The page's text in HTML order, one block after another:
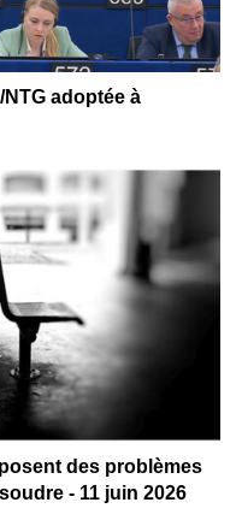
adoptée à
des problèmes
- 11 juin 2026